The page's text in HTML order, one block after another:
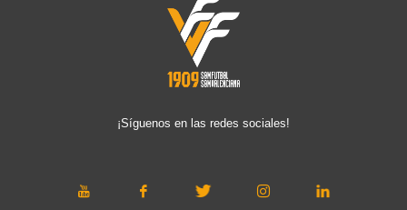
¡Síguenos en las redes sociales!